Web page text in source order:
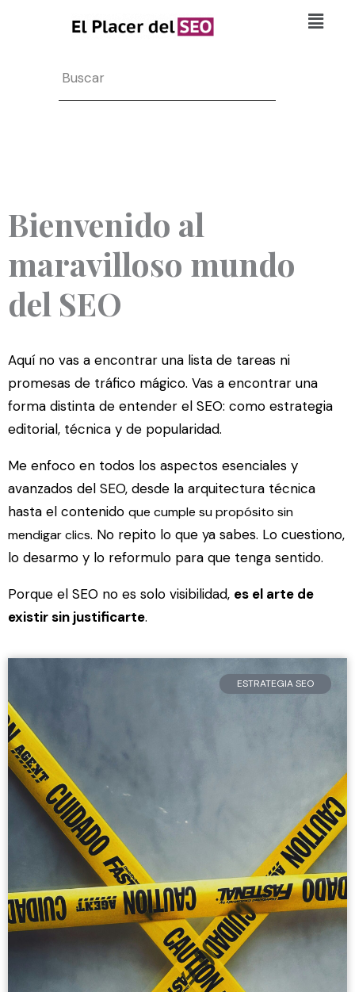
Bienvenido al
maravilloso mundo
del SEO
Aquí no vas a encontrar una lista de tareas ni
promesas de tráfico mágico. Vas a encontrar una
forma distinta de entender el SEO: como estrategia
editorial, técnica y de popularidad.
Me enfoco en todos los aspectos esenciales y
avanzados del SEO, desde la arquitectura técnica
hasta el contenido que cumple su propósito sin
mendigar clics. No repito lo que ya sabes. Lo cuestiono,
lo desarmo y lo reformulo para que tenga sentido.
Porque el SEO no es solo visibilidad, es el arte de
existir sin justificarte.
ESTRATEGIA SEO